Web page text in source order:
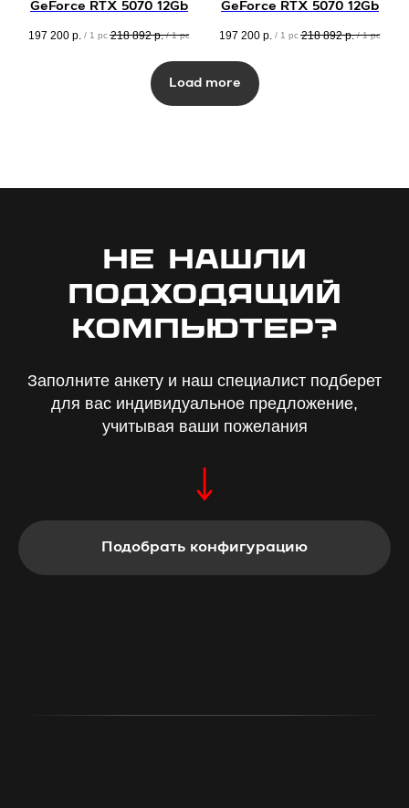
GeForce RTX 5070 12Gb
197 200 р. / 1 pc 218 892 р. / 1 pc
GeForce RTX 5070 12Gb
197 200 р. / 1 pc 218 892 р. / 1 pc
Load more
Не нашли
подходящий
компьютер?
Заполните анкету и наш специалист подберет
для вас индивидуальное предложение,
учитывая ваши пожелания
Подобрать конфигурацию